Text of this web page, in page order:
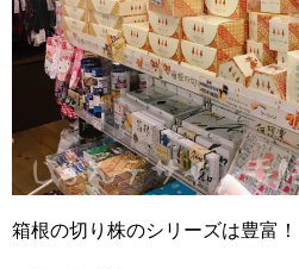
箱根の切り株のシリーズは豊富！